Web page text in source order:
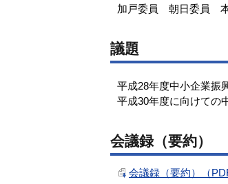
加戸委員 朝日委員
議題
平成28年度中小企業振
平成30年度に向けての
会議録（要約）
会議録（要約）（